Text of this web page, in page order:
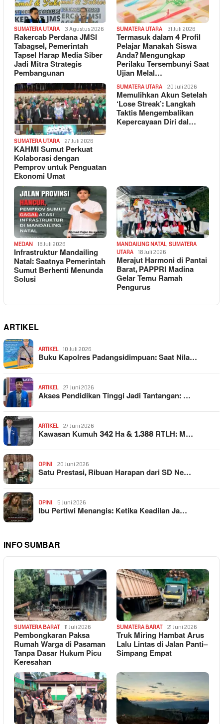
SUMATERA UTARA 3 Agustus 2026
Rakercab Perdana JMSI
Tabagsel, Pemerintah
Tapsel Harap Media Siber
Jadi Mitra Strategis
Pembangunan
SUMATERA UTARA 31 Juli 2026
Termasuk dalam 4 Profil
Pelajar Manakah Siswa
Anda? Mengungkap
Perilaku Tersembunyi Saat
Ujian Melal…
SUMATERA UTARA 27 Juli 2026
KAHMI Sumut Perkuat
Kolaborasi dengan
Pemprov untuk Penguatan
Ekonomi Umat
SUMATERA UTARA 20 Juli 2026
Memulihkan Akun Setelah
‘Lose Streak’: Langkah
Taktis Mengembalikan
Kepercayaan Diri dal…
MEDAN 18 Juli 2026
Infrastruktur Mandailing
Natal: Saatnya Pemerintah
Sumut Berhenti Menunda
Solusi
MANDAILING NATAL, SUMATERA
UTARA
18 Juli 2026
Merajut Harmoni di Pantai
Barat, PAPPRI Madina
Gelar Temu Ramah
Pengurus
ARTIKEL
ARTIKEL 10 Juli 2026
Buku Kapolres Padangsidimpuan: Saat Nila…
ARTIKEL 27 Juni 2026
Akses Pendidikan Tinggi Jadi Tantangan: …
ARTIKEL 27 Juni 2026
Kawasan Kumuh 342 Ha & 1.388 RTLH: M…
OPINI 20 Juni 2026
Satu Prestasi, Ribuan Harapan dari SD Ne…
OPINI 5 Juni 2026
Ibu Pertiwi Menangis: Ketika Keadilan Ja…
INFO SUMBAR
SUMATERA BARAT 11 Juli 2026
Pembongkaran Paksa
Rumah Warga di Pasaman
Tanpa Dasar Hukum Picu
Keresahan
SUMATERA BARAT 21 Juni 2026
Truk Miring Hambat Arus
Lalu Lintas di Jalan Panti–
Simpang Empat